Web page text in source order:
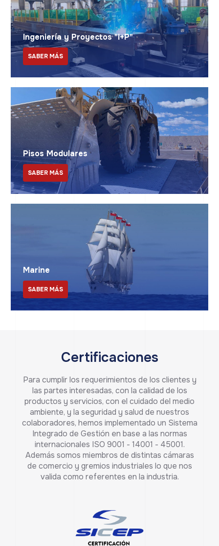
Ingeniería y Proyectos "I+P"
SABER MÁS
Pisos Modulares
SABER MÁS
Marine
SABER MÁS
Certificaciones
Para cumplir los requerimientos de los clientes y
las partes interesadas, con la calidad de los
productos y servicios, con el cuidado del medio
ambiente, y la seguridad y salud de nuestros
colaboradores, hemos implementado un Sistema
Integrado de Gestión en base a las normas
internacionales ISO 9001 - 14001 - 45001.
Además somos miembros de distintas cámaras
de comercio y gremios industriales lo que nos
valida como referentes en la industria.